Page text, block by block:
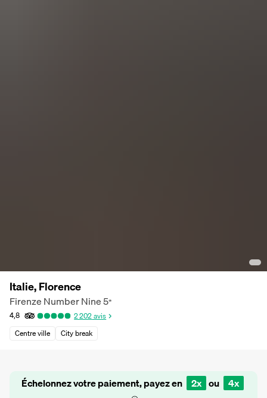
Italie, Florence
Firenze Number Nine5*
4,8 2 202avis
Centre ville
City break
Échelonnez votre paiement, payez en 2x ou 4x